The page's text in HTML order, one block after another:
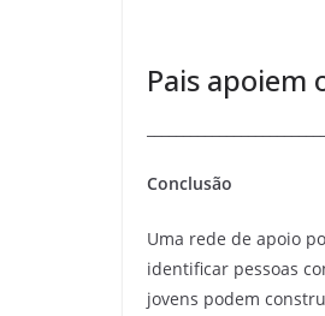
Pais apoiem
Conclusão
Uma rede de apoio
identificar pessoas
jovens podem